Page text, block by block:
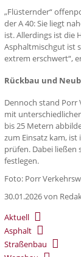
„Flüsternder“
der A 40: Sie liegt
ist. Allerdings ist die
Asphaltmischgut ist
extrem erschwert“,
Rückbau und
Dennoch stand Porr
mit
bis 25 Metern
zum Einsatz kam,
prüfen. Dabei ließen
festlegen.
Foto: Porr
30.01.2026von
Aktuell
Asphalt
Straßenbau